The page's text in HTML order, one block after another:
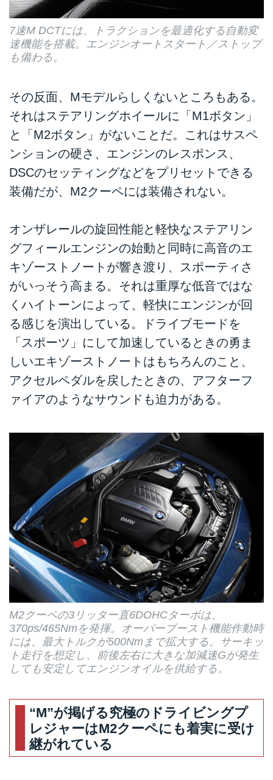
7速M DCTには、トラクションを最適化する自動変
速機能を搭載。エンジンオートスタート／ストップ
も備わる。
その反面、Mモデルらしくないところもある。
それはステアリングホイールに「M1ボタン」
と「M2ボタン」がないことだ。これはサスペ
ンションの硬さ、エンジンのレスポンス、
DSCのセッティングなどをプリセットできる
装備だが、M2クーペには装備されない。
オンザレールの旋回性能と軽快なステアリン
グフィールエンジンの始動と同時に高音のエ
キゾーストノートが響き渡り、スポーティさ
がいっそう高まる。それは重厚な低音ではな
くハイトーンによって、軽快にエンジンが回
る感じを演出している。ドライブモードを
「スポーツ」にして加速しているときの勇ま
しいエキゾーストノートはもちろんのこと、
アクセルペダルを戻したときの、アフターフ
ァイアのようなサウンドも迫力がある。
M2クーペの3リッター直6DOHCターボは、
370ps/465Nmを発揮。オーバーブースト機能作動時
には、最大トルクが500Nmまで拡大する。サーキッ
ト走行を想定し、前後左右に大きな加減速Gが発生
しても安定してエンジンオイルを供給する。
“M”が掲げる究極のドライビングプ
レジャーはM2クーペにも着実に受け
継がれている